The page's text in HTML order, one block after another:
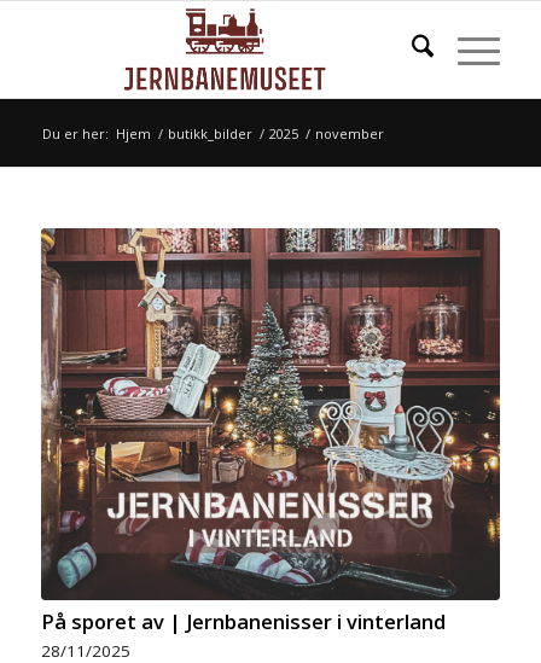
Du er her: Hjem / butikk_bilder / 2025 / november
På sporet av | Jernbanenisser i vinterland
28/11/2025